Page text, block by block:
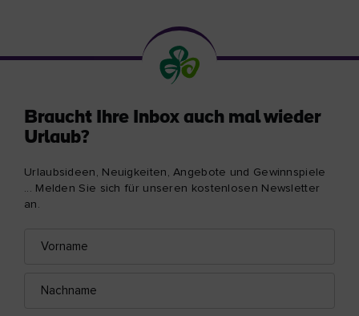
Braucht Ihre Inbox auch mal wieder
Urlaub?
Urlaubsideen, Neuigkeiten, Angebote und Gewinnspiele
... Melden Sie sich für unseren kostenlosen Newsletter
an.
Mail-